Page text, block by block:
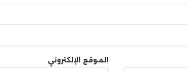
الموقع الإلكتروني